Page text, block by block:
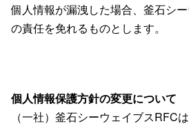
個人情報が漏洩した場合、釜石シ
の責任を免れるものとします。
個人情報保護方針の変更について
（一社）釜石シーウェイブスRFC